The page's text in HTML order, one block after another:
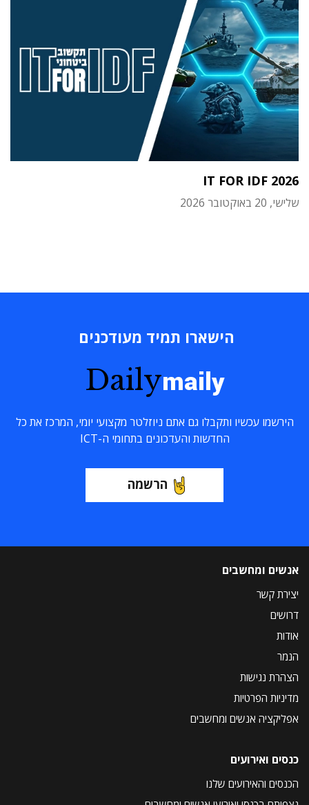
IT FOR IDF 2026
שלישי, 20 באוקטובר 2026
הישארו תמיד מעודכנים
Dailymaily
הירשמו עכשיו ותקבלו גם אתם ניוזלטר מקצועי יומי, המרכז את כל
החדשות והעדכונים בתחומי ה-ICT
הרשמה
אנשים ומחשבים
יצירת קשר
דרושים
אודות
הנמר
הצהרת נגישות
מדיניות הפרטיות
אפליקציה אנשים ומחשבים
כנסים ואירועים
הכנסים והאירועים שלנו